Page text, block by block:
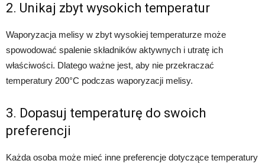
2. Unikaj zbyt wysokich temperatur
Waporyzacja melisy w zbyt wysokiej temperaturze może
spowodować spalenie składników aktywnych i utratę ich
właściwości. Dlatego ważne jest, aby nie przekraczać
temperatury 200°C podczas waporyzacji melisy.
3. Dopasuj temperaturę do swoich
preferencji
Każda osoba może mieć inne preferencje dotyczące temperatury